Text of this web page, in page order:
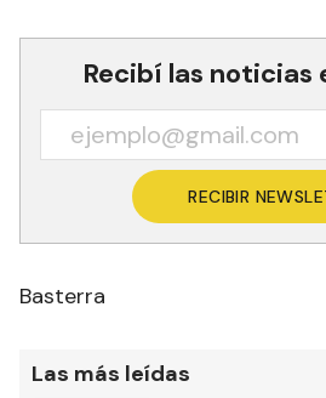
Recibí las noticias
RECIBIR
Basterra
Las más leídas